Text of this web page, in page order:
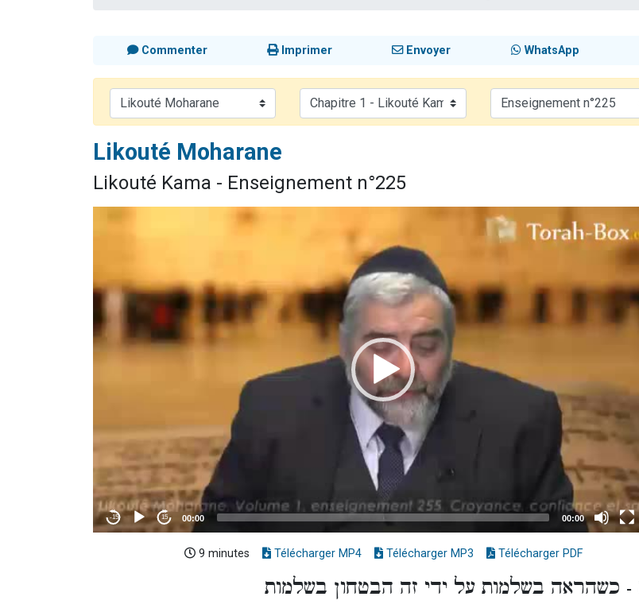
Commenter Imprimer Envoyer WhatsApp
Likouté Moharane
Likouté Kama - Enseignement n°225
9 minutes Télécharger MP4 Télécharger MP3 Télécharger PDF
כשהראה בשלמות על ידי זה הבטחון בשלמות